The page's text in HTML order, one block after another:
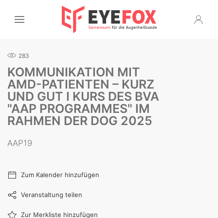
283
KOMMUNIKATION MIT
AMD-PATIENTEN – KURZ
UND GUT I KURS DES BVA
"AAP PROGRAMMES" IM
RAHMEN DER DOG 2025
AAP19
Zum Kalender hinzufügen
Veranstaltung teilen
Zur Merkliste hinzufügen